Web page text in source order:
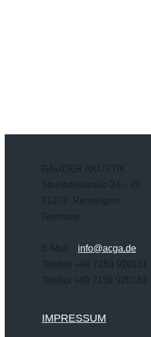
GAUDER AKUSTIK
Steinbeisstraße 24 – 26
71272 Renningen
Germany
E-Mail info@acga.de
Telefon +49 7159 920161
Telefax +49 7159 920162
IMPRESSUM